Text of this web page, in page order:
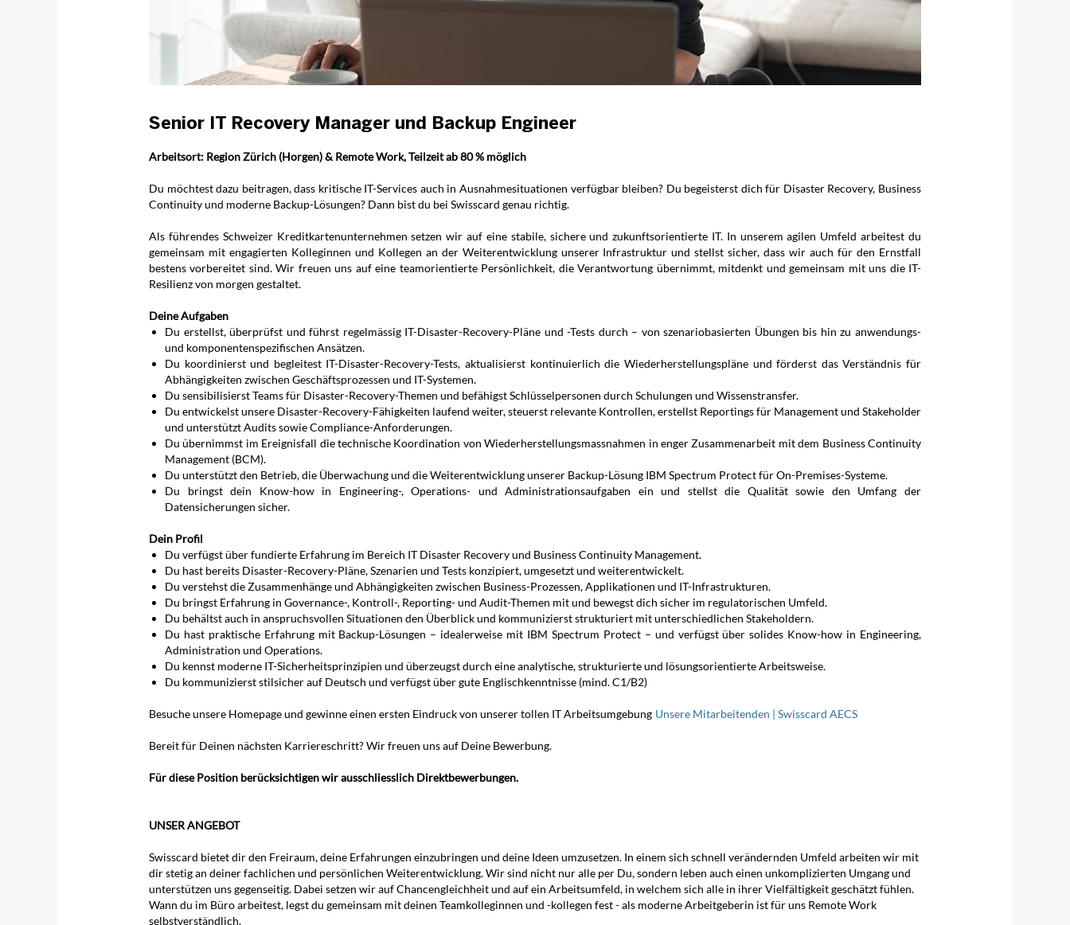
Senior IT Recovery Manager und Backup Engineer
Arbeitsort: Region Zürich (Horgen) & Remote Work, Teilzeit ab 80 % möglich
Du möchtest dazu beitragen, dass kritische IT-Services auch in Ausnahmesituationen verfügbar bleiben? Du begeisterst dich für Disaster Recovery, Business
Continuity und moderne Backup-Lösungen? Dann bist du bei Swisscard genau richtig.
Als führendes Schweizer Kreditkartenunternehmen setzen wir auf eine stabile, sichere und zukunftsorientierte IT. In unserem agilen Umfeld arbeitest du
gemeinsam mit engagierten Kolleginnen und Kollegen an der Weiterentwicklung unserer Infrastruktur und stellst sicher, dass wir auch für den Ernstfall
bestens vorbereitet sind. Wir freuen uns auf eine teamorientierte Persönlichkeit, die Verantwortung übernimmt, mitdenkt und gemeinsam mit uns die IT-
Resilienz von morgen gestaltet.
Deine Aufgaben
Du erstellst, überprüfst und führst regelmässig IT-Disaster-Recovery-Pläne und -Tests durch – von szenariobasierten Übungen bis hin zu anwendungs-
und komponentenspezifischen Ansätzen.
Du koordinierst und begleitest IT-Disaster-Recovery-Tests, aktualisierst kontinuierlich die Wiederherstellungspläne und förderst das Verständnis für
Abhängigkeiten zwischen Geschäftsprozessen und IT-Systemen.
Du sensibilisierst Teams für Disaster-Recovery-Themen und befähigst Schlüsselpersonen durch Schulungen und Wissenstransfer.
Du entwickelst unsere Disaster-Recovery-Fähigkeiten laufend weiter, steuerst relevante Kontrollen, erstellst Reportings für Management und Stakeholder
und unterstützt Audits sowie Compliance-Anforderungen.
Du übernimmst im Ereignisfall die technische Koordination von Wiederherstellungsmassnahmen in enger Zusammenarbeit mit dem Business Continuity
Management (BCM).
Du unterstützt den Betrieb, die Überwachung und die Weiterentwicklung unserer Backup-Lösung IBM Spectrum Protect für On-Premises-Systeme.
Du bringst dein Know-how in Engineering-, Operations- und Administrationsaufgaben ein und stellst die Qualität sowie den Umfang der
Datensicherungen sicher.
Dein Profil
Du verfügst über fundierte Erfahrung im Bereich IT Disaster Recovery und Business Continuity Management.
Du hast bereits Disaster-Recovery-Pläne, Szenarien und Tests konzipiert, umgesetzt und weiterentwickelt.
Du verstehst die Zusammenhänge und Abhängigkeiten zwischen Business-Prozessen, Applikationen und IT-Infrastrukturen.
Du bringst Erfahrung in Governance-, Kontroll-, Reporting- und Audit-Themen mit und bewegst dich sicher im regulatorischen Umfeld.
Du behältst auch in anspruchsvollen Situationen den Überblick und kommunizierst strukturiert mit unterschiedlichen Stakeholdern.
Du hast praktische Erfahrung mit Backup-Lösungen – idealerweise mit IBM Spectrum Protect – und verfügst über solides Know-how in Engineering,
Administration und Operations.
Du kennst moderne IT-Sicherheitsprinzipien und überzeugst durch eine analytische, strukturierte und lösungsorientierte Arbeitsweise.
Du kommunizierst stilsicher auf Deutsch und verfügst über gute Englischkenntnisse (mind. C1/B2)
Besuche unsere Homepage und gewinne einen ersten Eindruck von unserer tollen IT Arbeitsumgebung Unsere Mitarbeitenden | Swisscard AECS
Bereit für Deinen nächsten Karriereschritt? Wir freuen uns auf Deine Bewerbung.
Für diese Position berücksichtigen wir ausschliesslich Direktbewerbungen.
UNSER ANGEBOT
Swisscard bietet dir den Freiraum, deine Erfahrungen einzubringen und deine Ideen umzusetzen. In einem sich schnell verändernden Umfeld arbeiten wir mit
dir stetig an deiner fachlichen und persönlichen Weiterentwicklung. Wir sind nicht nur alle per Du, sondern leben auch einen unkomplizierten Umgang und
unterstützen uns gegenseitig. Dabei setzen wir auf Chancengleichheit und auf ein Arbeitsumfeld, in welchem sich alle in ihrer Vielfältigkeit geschätzt fühlen.
Wann du im Büro arbeitest, legst du gemeinsam mit deinen Teamkolleginnen und -kollegen fest - als moderne Arbeitgeberin ist für uns Remote Work
selbstverständlich.